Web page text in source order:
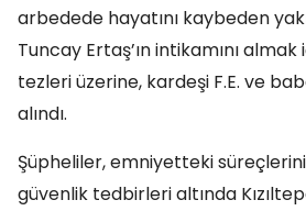
arbedede hayatını kaybeden
Tuncay Ertaş’ın intikamını
tezleri üzerine, kardeşi F.E. ve
alındı.
Şüpheliler, emniyetteki
güvenlik tedbirleri altında